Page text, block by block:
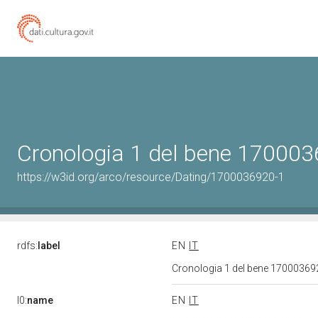
Cronologia 1 del bene
https://w3id.org/arco/resource/Dating/1700036920-1
rdfs: label EN
IT
Cronologia 1 del bene
l0:name EN
IT